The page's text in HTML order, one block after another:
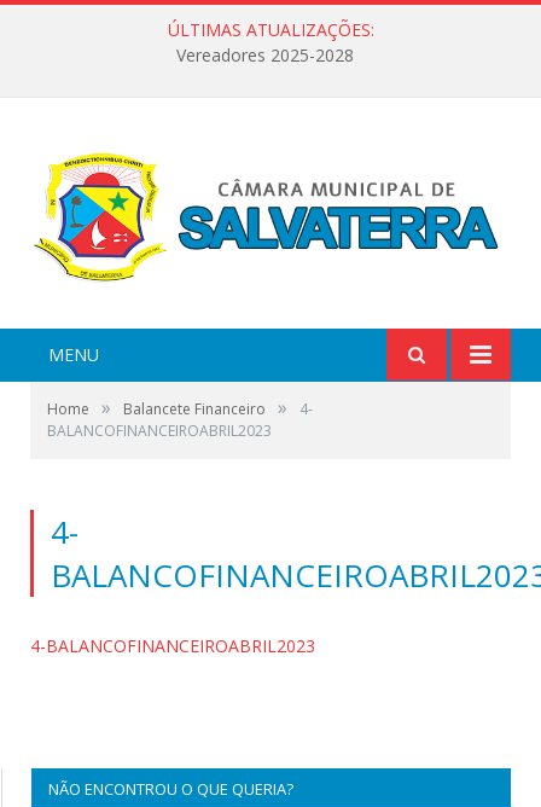
ÚLTIMAS ATUALIZAÇÕES:
Vereadores 2025-2028
MENU
Home » Balancete Financeiro »
4-
BALANCOFINANCEIROABRIL2023
4-
4-BALANCOFINANCEIROABRIL2023
NÃO ENCONTROU O QUE QUERIA?